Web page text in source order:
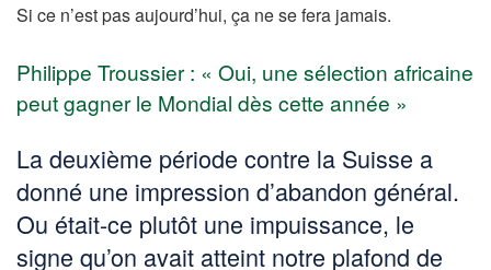
Si ce n’est pas aujourd’hui, ça ne se fera jamais.
Philippe Troussier : « Oui, une sélection africaine
peut gagner le Mondial dès cette année »
La deuxième période contre la Suisse a
donné une impression d’abandon général.
Ou était-ce plutôt une impuissance, le
signe qu’on avait atteint notre plafond de